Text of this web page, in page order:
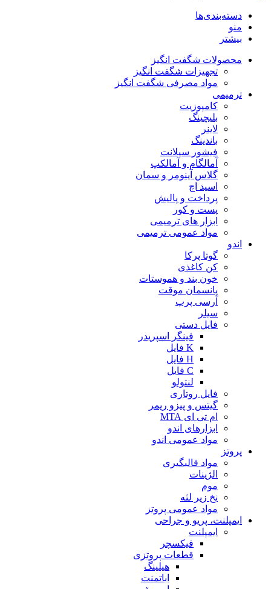
دسته‌بندی‌ها
منو
بیشتر
محصولات شگفت انگیز
تجهیزات شگفت انگیز
مواد مصرفی شگفت انگیز
ترمیمی
کامپوزیت
بلیچینگ
لاینر
باندینگ
فیشور سیلانت
آمالگام و آمالکپ
گلاس آینومر و سمان
اسید اچ
پرداخت و پالیش
پست و کور
ابزار های ترمیمی
مواد عمومی ترمیمی
اندو
گوتا پرکا
کن کاغذی
خون بند و هموستات
پانسمان موقت
آرسی پرپ
سیلر
فایل دستی
فینگر اسپریدر
K فایل
H فایل
C فایل
لنتولو
فایل روتاری
گیتس و پیزو ریمر
ام تی ای MTA
ابزارهای اندو
مواد عمومی اندو
پروتز
مواد قالبگیری
الژینات
موم
نخ زیر لثه
مواد عمومی پروتز
ایمپلنت، پریو و جراحی
ایمپلنت
فیکسچر
قطعات پروتزی
هیلینگ
اباتمنت